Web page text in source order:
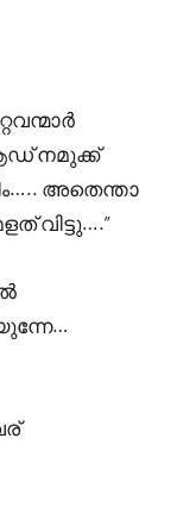
നമുക്ക്
അതെന്താ
വിട്ടു….”